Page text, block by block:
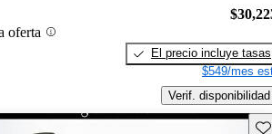
oferta
El precio incluye tasas
$549/mes
Verif. disponibilidad
Aviso